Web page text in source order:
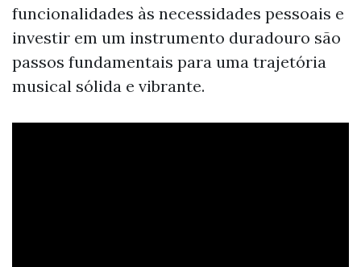
funcionalidades às necessidades pessoais e
investir em um instrumento duradouro são
passos fundamentais para uma trajetória
musical sólida e vibrante.